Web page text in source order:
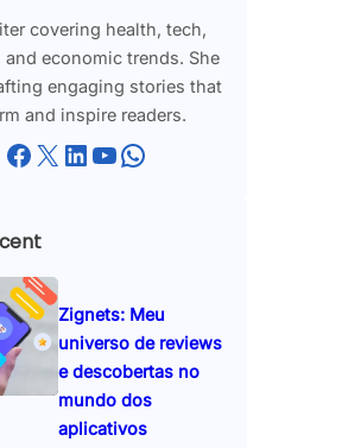
covering health, tech,
and economic trends. She
engaging stories that
and inspire readers.
Facebook X LinkedIn YouTube WhatsApp
Zignets: Meu
universo de reviews
e descobertas no
mundo dos
aplicativos